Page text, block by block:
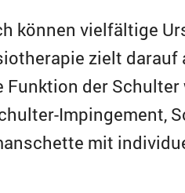
können vielfältige
zielt
Funktion der
Impingement,
mit